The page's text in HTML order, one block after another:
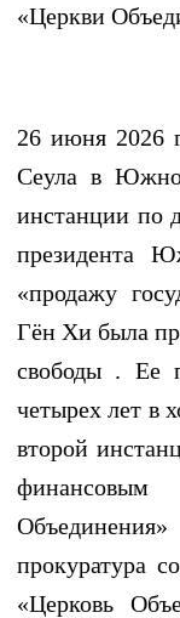
«Церкви
26 июня 2026
Сеула в
инстанции по
президента
«продажу
Гён Хи была
свободы . Ее
четырех лет в
второй
прокуратура
«Церковь